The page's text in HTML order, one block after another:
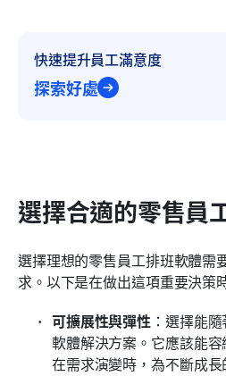
快速提升員工滿意度
探索好處
選擇合適的零售員
選擇理想的零售員工排班軟體需
求。以下是在做出這項重要決策
可擴展性與彈性 ：選擇能
軟體解決方案。它應該能
在需求演變時，為不斷成